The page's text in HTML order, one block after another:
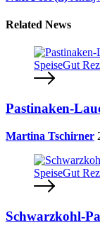
Related News
Pastinaken-
Martina Tschirner
Schwarzkohl-